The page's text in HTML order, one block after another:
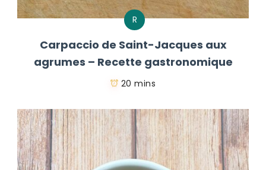
R
Carpaccio de Saint-Jacques aux
agrumes – Recette gastronomique
20 mins